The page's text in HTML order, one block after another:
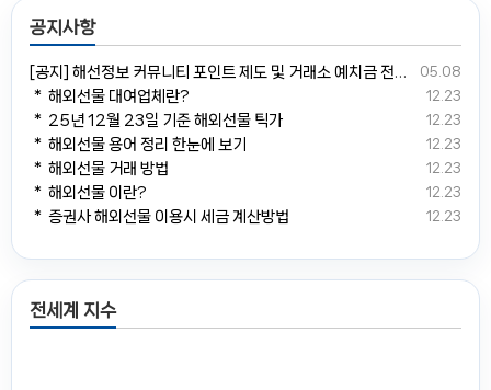
공지사항
05.08
[공지] 해선정보 커뮤니티 포인트 제도 및 거래소 예치금 전환 안내
12.23
＊ 해외선물 대여업체란?
12.23
＊ 25년 12월 23일 기준 해외선물 틱가
12.23
＊ 해외선물 용어 정리 한눈에 보기
12.23
＊ 해외선물 거래 방법
12.23
＊ 해외선물 이란?
12.23
＊ 증권사 해외선물 이용시 세금 계산방법
전세계 지수